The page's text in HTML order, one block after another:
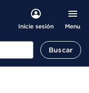
Inicie sesión Menu
Buscar